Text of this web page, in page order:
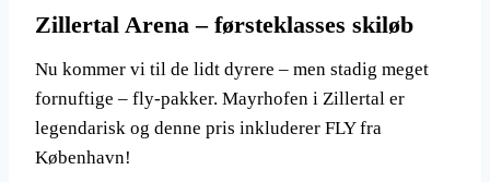
Zillertal Arena – førsteklasses skiløb
Nu kommer vi til de lidt dyrere – men stadig meget
fornuftige – fly-pakker. Mayrhofen i Zillertal er
legendarisk og denne pris inkluderer FLY fra
København!